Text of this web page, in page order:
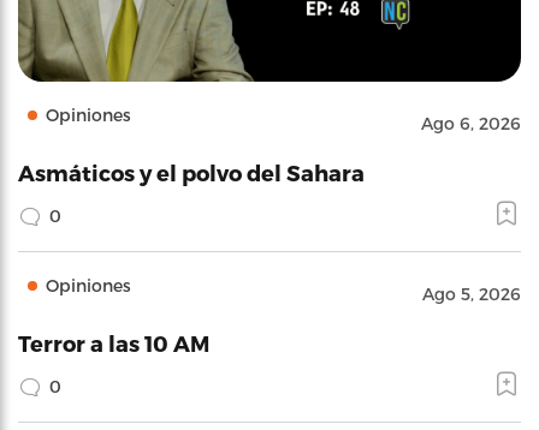
Opiniones Ago 6, 2026
Asmáticos y el polvo del Sahara
0
Opiniones Ago 5, 2026
Terror a las 10 AM
0